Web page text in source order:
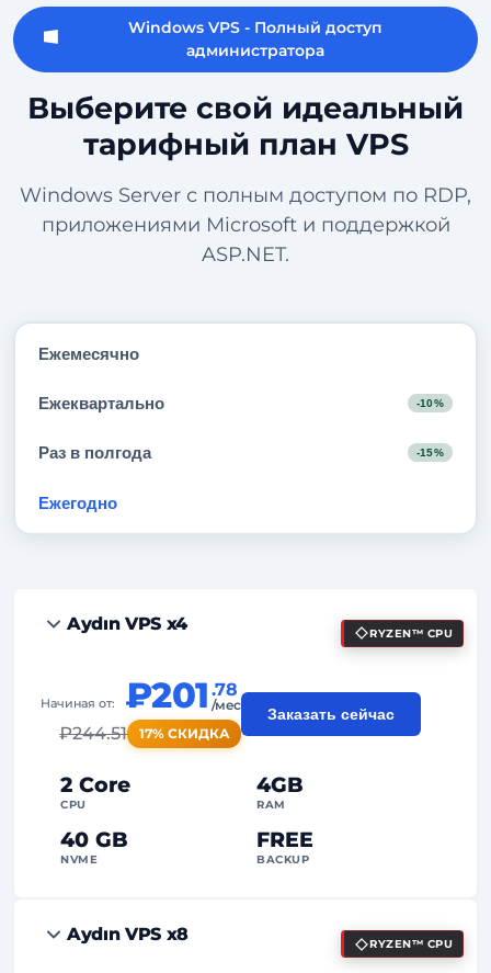
Windows VPS - Полный доступ
администратора
Выберите свой идеальный
тарифный план VPS
Windows Server с полным доступом по RDP,
приложениями Microsoft и поддержкой
ASP.NET.
Ежемесячно
Ежеквартально -10%
Раз в полгода -15%
Ежегодно
Aydın VPS x4 RYZEN™ CPU
2 Core
CPU
4GB
RAM
40 GB
NVME
FREE
BACKUP
Начиная от: ₽201 .78
/мес
₽244.51 17% СКИДКА
Заказать сейчас
99%
Aydın VPS x8 RYZEN™ CPU